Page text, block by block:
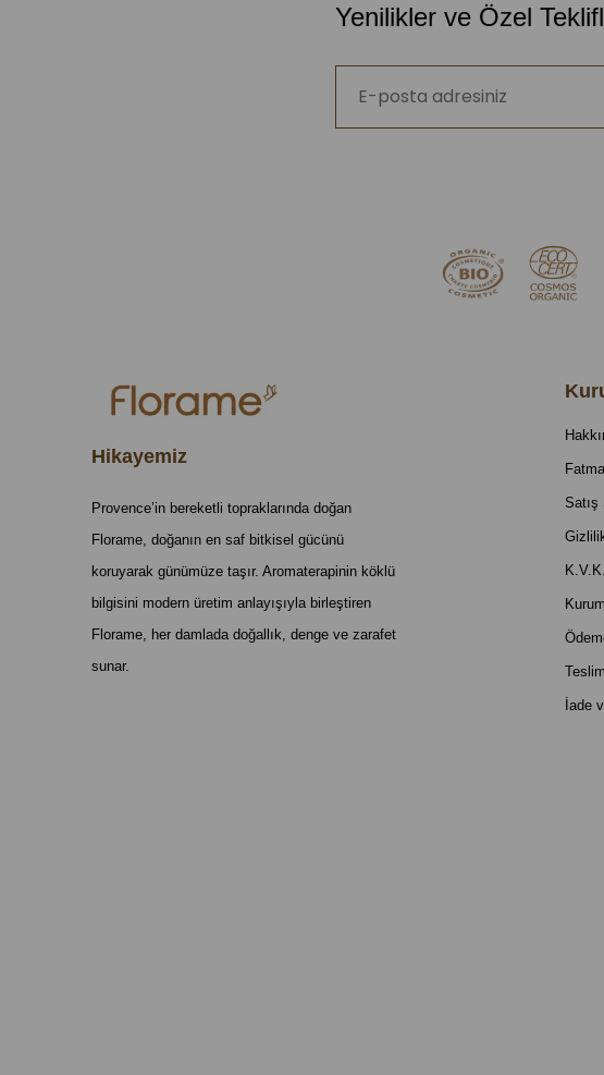
Yenilikler ve Özel
Hikayemiz
Provence’in bereketli topraklarında doğan
Florame, doğanın en saf bitkisel gücünü
koruyarak günümüze taşır. Aromaterapinin köklü
bilgisini modern üretim anlayışıyla birleştiren
Florame, her damlada doğallık, denge ve zarafet
sunar.
Satış
İade